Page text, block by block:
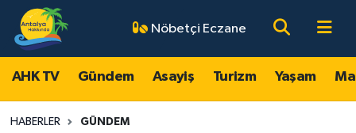
Nöbetçi Eczane
AHK TV Gündem Asayiş Turizm Yaşam
HABERLER GÜNDEM
AHK TV
Gündem
Antalya Nöbetçi Eczaneler
Antalya Hava Durumu